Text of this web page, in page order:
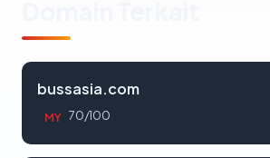
bussasia.com
MY 70/100